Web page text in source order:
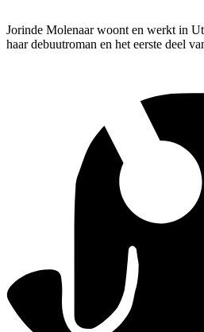
Jorinde Molenaar woont en werkt in
haar debuutroman en het eerste deel